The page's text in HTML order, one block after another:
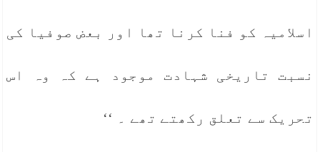
اسلامیہ کو فنا کرنا تھا اور بعض صوفیا کی
نسبت تاریخی شہادت موجود ہے کہ وہ اس
تحریک سے تعلق رکھتے تھے ۔ ‘‘